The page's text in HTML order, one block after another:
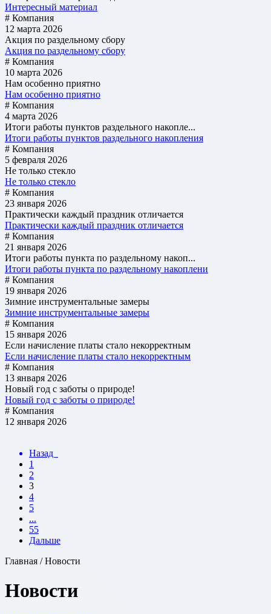
Интересный материал
# Компания
12 марта 2026
Акция по раздельному сбору
Акция по раздельному сбору
# Компания
10 марта 2026
Нам особенно приятно
Нам особенно приятно
# Компания
4 марта 2026
Итоги работы пунктов раздельного накопле...
Итоги работы пунктов раздельного накопления
# Компания
5 февраля 2026
Не только стекло
Не только стекло
# Компания
23 января 2026
Практически каждый праздник отличается
Практически каждый праздник отличается
# Компания
21 января 2026
Итоги работы пункта по раздельному накоп...
Итоги работы пункта по раздельному накоплени
# Компания
19 января 2026
Зимние инструментальные замеры
Зимние инструментальные замеры
# Компания
15 января 2026
Если начисление платы стало некорректным
Если начисление платы стало некорректным
# Компания
13 января 2026
Новый год с заботы о природе!
Новый год с заботы о природе!
# Компания
12 января 2026
Назад
1
2
3
4
5
...
55
Дальше
Главная / Новости
Новости